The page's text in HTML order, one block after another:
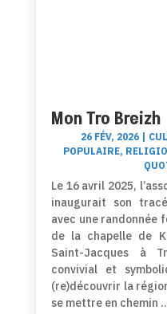
Mon Tro Breizh
26 FÉV, 2026|
POPULAIRE,
Le 16 avril 2025,
inaugurait son
avec une randonnée
de la chapelle de
Saint-Jacques à
convivial et
(re)découvrir la
se mettre en chemin